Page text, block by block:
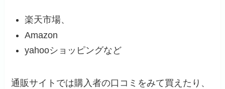
楽天市場、
Amazon
yahooショッピングなど
通販サイトでは購入者の口コミをみて買えたり、